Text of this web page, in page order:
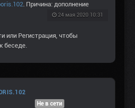
. Причина: дополнение
24 мая 2020 10:31
или Регистрация, чтобы
беседе.
Не в сети